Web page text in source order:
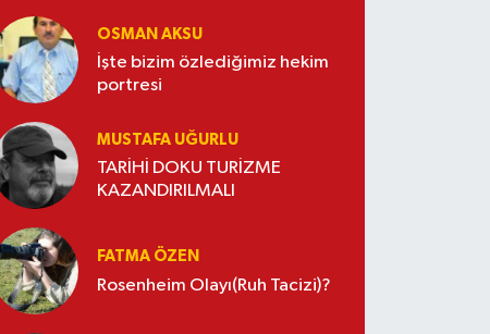
OSMAN AKSU
İşte bizim özlediğimiz hekim
portresi
MUSTAFA UĞURLU
TARİHİ DOKU TURİZME
KAZANDIRILMALI
FATMA ÖZEN
Rosenheim Olayı(Ruh Tacizi)?